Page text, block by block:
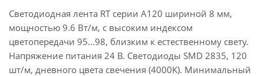
Светодиодная лента RT серии A120 шириной 8 мм,
мощностью 9.6 Вт/м, с высоким индексом
цветопередачи 95...98, близким к естественному свету.
Напряжение питания 24 В. Светодиоды SMD 2835, 120
шт/м, дневного цвета свечения (4000K). Минимальный